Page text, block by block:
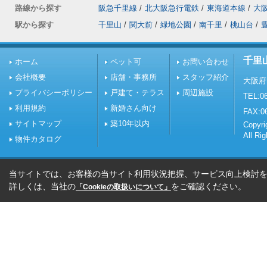
路線から探す
阪急千里線 / 北大阪急行電鉄 / 東海道本線 / 大
駅から探す
千里山 / 関大前 / 緑地公園 / 南千里 / 桃山台 /
ホーム
会社概要
プライバシーポリシー
利用規約
サイトマップ
物件カタログ
ペット可
店舗・事務所
戸建て・テラス
新婚さん向け
築10年以内
お問い合わせ
スタッフ紹介
周辺施設
千里
大阪
All
当サイトでは、お客様の当サイト利用状況把握、サービス向上検討
詳しくは、当社の 「Cookieの取扱いについて」 をご確認ください。